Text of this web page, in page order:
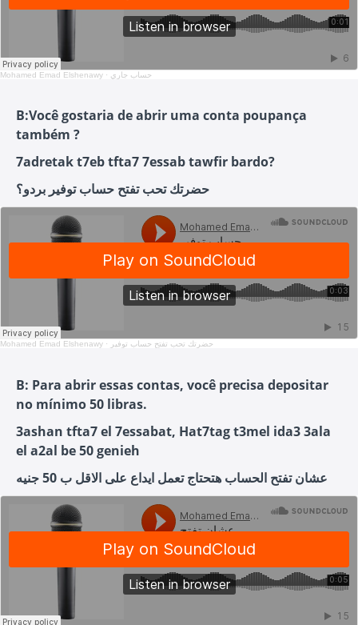
Mohamed Emad Elshenawy · حساب جاري
B:Você gostaria de abrir uma conta poupança
também ?
7adretak t7eb tfta7 7essab tawfir bardo?
حضرتك تحب تفتح حساب توفير بردو؟
Mohamed Emad Elshenawy · حضرتك تحب تفتح حساب توفير
B: Para abrir essas contas, você precisa depositar
no mínimo 50 libras.
3ashan tfta7 el 7essabat, Hat7tag t3mel ida3 3ala
el a2al be 50 genieh
عشان تفتح الحساب هتحتاج تعمل ايداع على الاقل ب 50 جنيه